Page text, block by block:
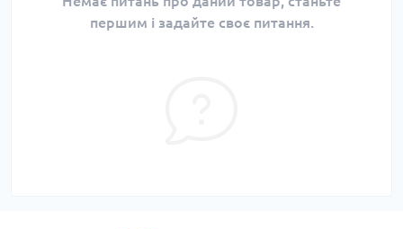
першим і задайте своє питання.